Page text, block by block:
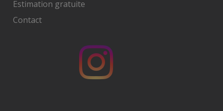
Estimation gratuite
Contact